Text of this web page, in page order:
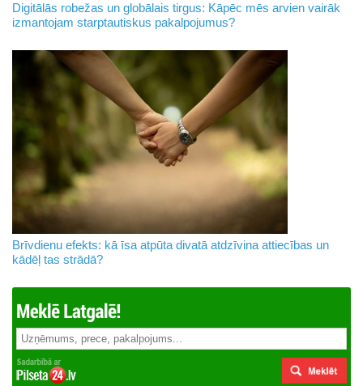
Digitālās robežas un globālais tirgus: Kāpēc mēs arvien vairāk
izmantojam starptautiskus pakalpojumus?
Brīvdienu efekts: kā īsa atpūta divatā atdzīvina attiecības un
kādēļ tas strādā?